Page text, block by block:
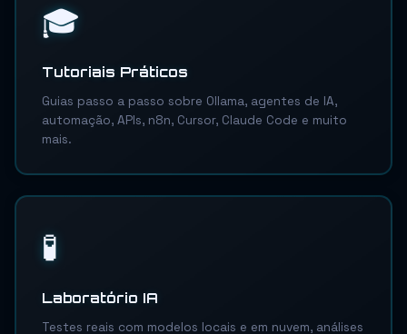
🎓
Tutoriais Práticos
Guias passo a passo sobre Ollama, agentes de IA,
automação, APIs, n8n, Cursor, Claude Code e muito
mais.
🧪
Laboratório IA
Testes reais com modelos locais e em nuvem, análises